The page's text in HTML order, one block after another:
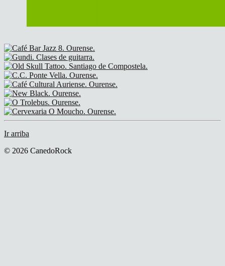
Ir arriba
© 2026 CanedoRock